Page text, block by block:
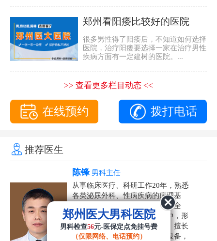
郑州看阳痿比较好的医院
很多男性得了阳痿后，不知道如何选择
医院，治疗阳痿要选择一家在治疗男性
疾病方面有一定建树的医院。...
>> 查看更多栏目动态 <<
在线预约 拨打电话
推荐医生
陈锋 男科主任
从事临床医疗、科研工作20年，熟悉
各类泌尿外科、性病疾病的病理基
础，诊断治疗和临床操作，技术全
面。在男科疾病的诊断和诊疗中，形
成了一套独具特色的诊疗方案。擅长
运用国内外先进的医学技术和设备，
郑州医大男科医院
男科检查56元-医保定点免挂号费
（仅限网络、电话预约）